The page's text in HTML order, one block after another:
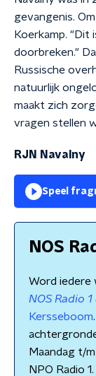
gevangenis.
Koerkamp. "Dit
doorbreken."
Russische
natuurlijk
maakt zich
vragen stellen
RJN Navalny
Speel
NOS
Word iedere
NOS Radio
Kersseboom
Maandag t/
NPO Radio 1.